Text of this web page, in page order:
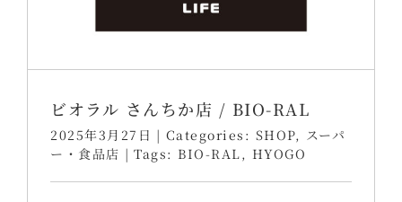
ビオラル さんちか店 / BIO-RAL
2025年3月27日 | Categories: SHOP, スーパ
ー・食品店 | Tags: BIO-RAL , HYOGO